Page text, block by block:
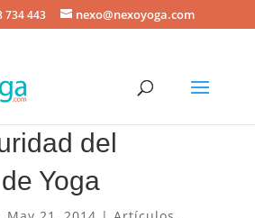
734 443 nexo@nexoyoga.com
del
Yoga